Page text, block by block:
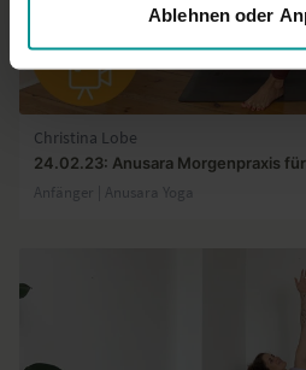
Ablehnen oder
Christina Lobe
24.02.23: Anusara Morgenpraxis
Anfänger | Anusara Yoga